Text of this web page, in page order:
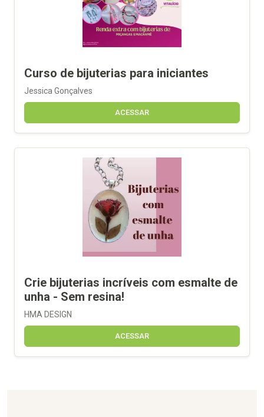
Curso de bijuterias para iniciantes
Jessica Gonçalves
ACESSAR
Crie bijuterias incríveis com esmalte de
unha - Sem resina!
HMA DESIGN
ACESSAR